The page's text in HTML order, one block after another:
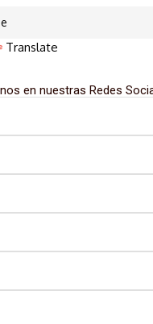
Translate
en nuestras Redes